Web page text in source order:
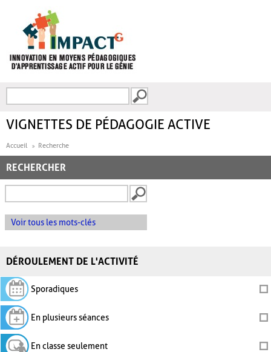
FORMULAIRE DE
VIGNETTES DE PÉDAGOGIE ACTIVE
Accueil Recherche
RECHERCHER
Voir tous les mots-clés
DÉROULEMENT DE L'ACTIVITÉ
Sporadiques
En plusieurs séances
En classe seulement